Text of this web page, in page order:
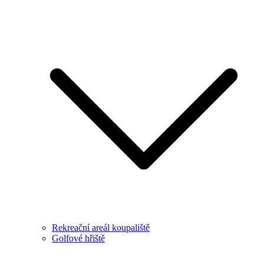
Rekreační areál koupaliště
Golfové hřiště